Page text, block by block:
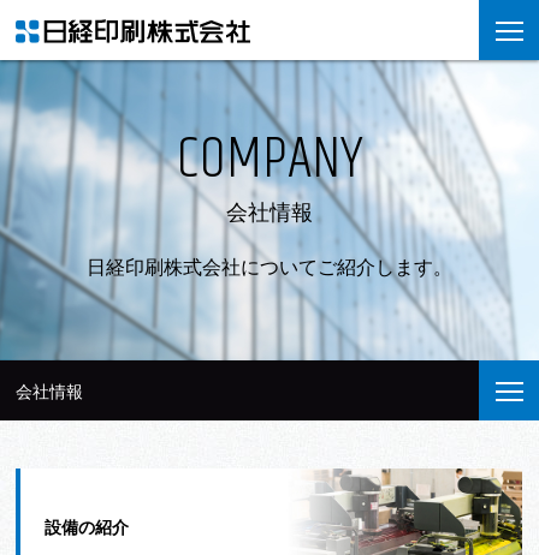
COMPANY
会社情報
日経印刷株式会社についてご紹介します。
会社情報
設備の紹介